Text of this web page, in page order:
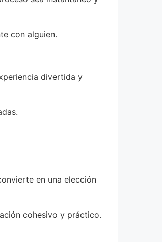
con alguien.
divertida y
en una elección
cohesivo y práctico.